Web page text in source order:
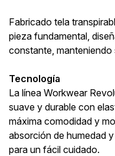
Fabricado tela
pieza fundamental,
constante, manteniendo
Tecnología
La línea Workwear
suave y durable con
máxima comodidad y
absorción de humedad
para un fácil cuidado.